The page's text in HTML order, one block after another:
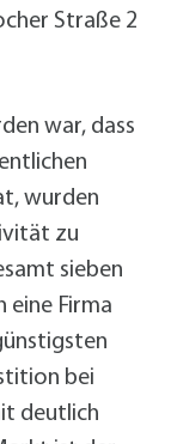
Straße 2
war, dass
wurden
zu
sieben
eine Firma
bei
deutlich